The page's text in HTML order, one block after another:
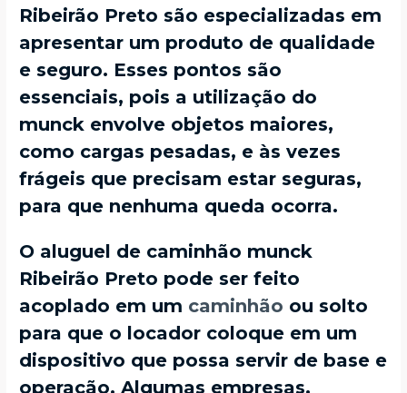
Ribeirão Preto são especializadas em
apresentar um produto de qualidade
e seguro. Esses pontos são
essenciais, pois a utilização do
munck envolve objetos maiores,
como cargas pesadas, e às vezes
frágeis que precisam estar seguras,
para que nenhuma queda ocorra.
O aluguel de caminhão munck
Ribeirão Preto pode ser feito
acoplado em um caminhão ou solto
para que o locador coloque em um
dispositivo que possa servir de base e
operação. Algumas empresas,